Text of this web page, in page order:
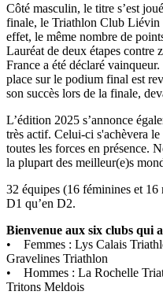
Côté masculin, le titre s’est
finale, le Triathlon Club Liévin
effet, le même nombre de
Lauréat de deux étapes contre
France a été déclaré
place sur le podium final est
son succès lors de la finale,
L’édition 2025 s’annonce
très actif. Celui-ci s'achèvera
toutes les forces en présence.
la plupart des meilleur(e)s
32 équipes (16 féminines et 16
D1 qu’en D2.
Bienvenue aux six clubs qui
• Femmes : Lys Calais
Gravelines Triathlon
• Hommes : La Rochelle
Tritons Meldois